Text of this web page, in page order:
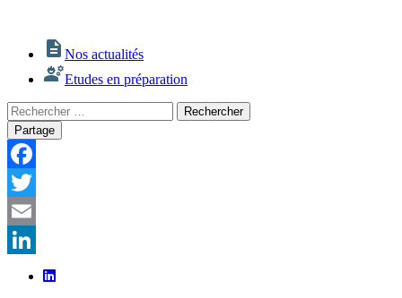
Nos actualités
Etudes en préparation
Rechercher
:
Rechercher
Partage
Facebook
Twitter
Email
LinkedIn